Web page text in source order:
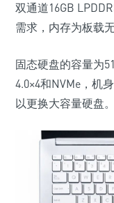
双通道16GB
需求，内存为板载无
固态硬盘的容量为
4.0×4和NVMe，机
以更换大容量硬盘。